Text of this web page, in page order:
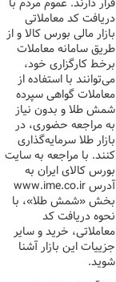
قرار دارند. عموم مردم با
دریافت کد معاملاتی
بازار مالی بورس کالا و از
طریق سامانه معاملات
برخط کارگزاری خود،
می‌توانند با استفاده از
معاملات گواهی سپرده
شمش طلا و بدون نیاز
به مراجعه حضوری، در
بازار طلا سرمایه‌گذاری
کنند. با مراجعه به سایت
بورس کالای ایران به
آدرس www.ime.co.ir
بخش «شمش طلا»، با
نحوه دریافت کد
معاملاتی، خرید و سایر
جزییات این بازار آشنا
شوید.